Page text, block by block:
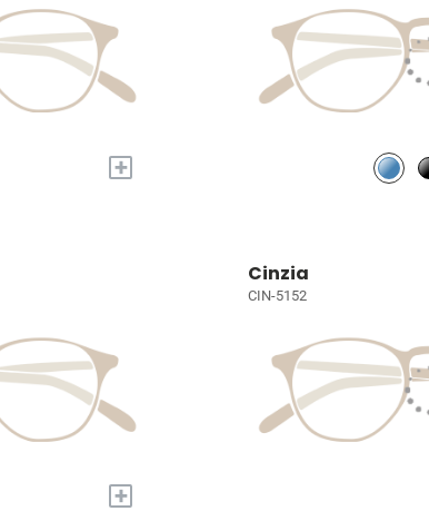
+
+
Cinzia
CIN-5152